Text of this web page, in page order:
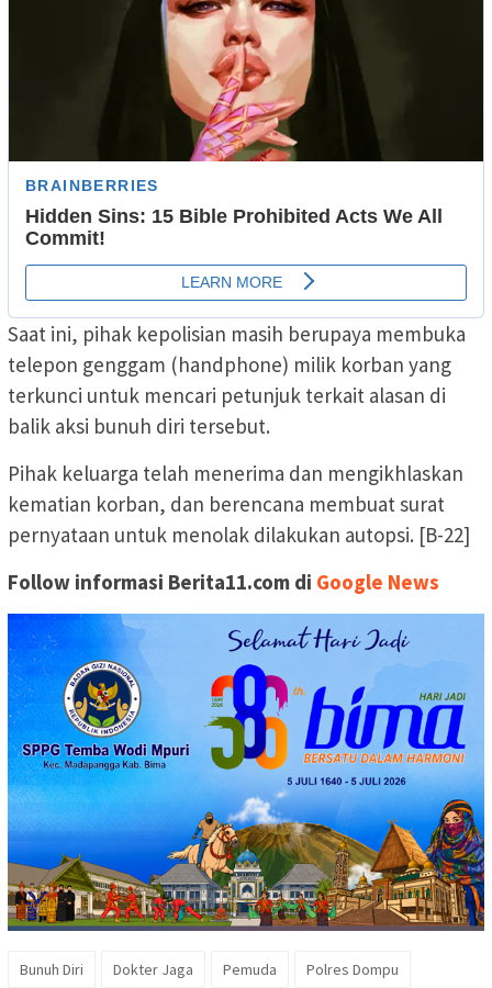
Saat ini, pihak kepolisian masih berupaya membuka
telepon genggam (handphone) milik korban yang
terkunci untuk mencari petunjuk terkait alasan di
balik aksi bunuh diri tersebut.
Pihak keluarga telah menerima dan mengikhlaskan
kematian korban, dan berencana membuat surat
pernyataan untuk menolak dilakukan autopsi. [B-22]
Follow informasi Berita11.com di Google News
Bunuh Diri Dokter Jaga Pemuda
Polres Dompu